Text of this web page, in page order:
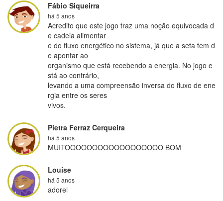
Fábio Siqueirra
há 5 anos
Acredito que este jogo traz uma noção equivocada d
e cadeia alimentar
e do fluxo energético no sistema, já que a seta tem d
e apontar ao
organismo que está recebendo a energia. No jogo e
stá ao contrário,
levando a uma compreensão inversa do fluxo de ene
rgia entre os seres
vivos.
Pietra Ferraz Cerqueira
há 5 anos
MUITOOOOOOOOOOOOOOOOOO BOM
Louise
há 5 anos
adorei